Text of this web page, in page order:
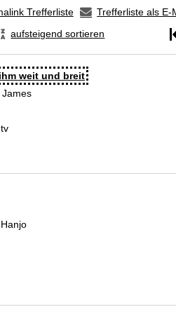
Trefferliste
Trefferliste als E-
aufsteigend sortieren
weit und breit
James